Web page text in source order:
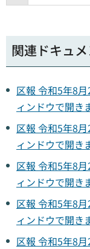
関連ドキュ
区報 令和5年8
ィンドウで開き
区報 令和5年8
ィンドウで開き
区報 令和5年8
ィンドウで開き
区報 令和5年8
ィンドウで開き
区報 令和5年8